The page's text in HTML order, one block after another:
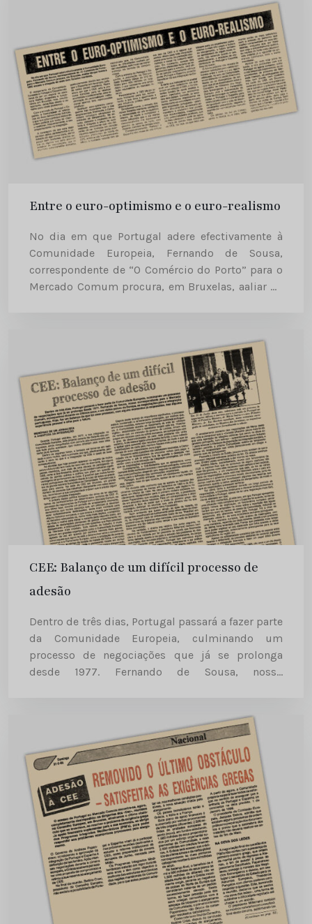
Entre o euro-optimismo e o euro-realismo
No dia em que Portugal adere efectivamente à
Comunidade Europeia, Fernando de Sousa,
correspondente de “O Comércio do Porto” para o
Mercado Comum procura, em Bruxelas, aaliar de
CEE: Balanço de um difícil processo de
adesão
Dentro de três dias, Portugal passará a fazer parte
da Comunidade Europeia, culminando um
processo de negociações que já se prolonga
desde 1977. Fernando de Sousa, nosso